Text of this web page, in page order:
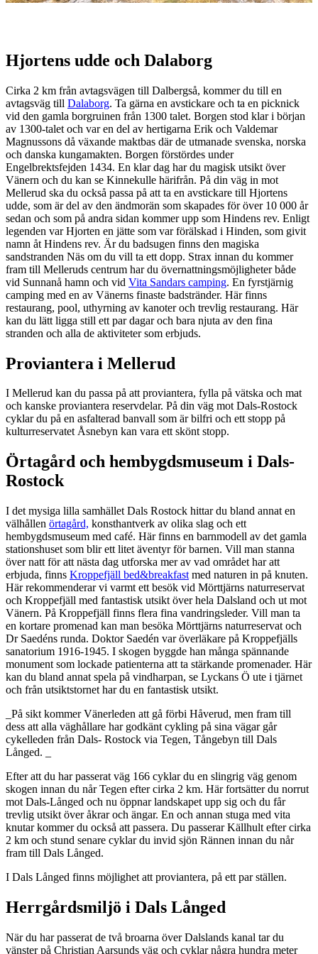
Hjortens udde och Dalaborg
Cirka 2 km från avtagsvägen till Dalbergså, kommer du till en
avtagsväg till Dalaborg. Ta gärna en avstickare och ta en picknick
vid den gamla borgruinen från 1300 talet. Borgen stod klar i början
av 1300-talet och var en del av hertigarna Erik och Valdemar
Magnussons då växande maktbas där de utmanade svenska, norska
och danska kungamakten. Borgen förstördes under
Engelbrektsfejden 1434. En klar dag har du magisk utsikt över
Vänern och du kan se Kinnekulle härifrån. På din väg in mot
Mellerud ska du också passa på att ta en avstickare till Hjortens
udde, som är del av den ändmorän som skapades för över 10 000 år
sedan och som på andra sidan kommer upp som Hindens rev. Enligt
legenden var Hjorten en jätte som var förälskad i Hinden, som givit
namn åt Hindens rev. Är du badsugen finns den magiska
sandstranden Näs om du vill ta ett dopp. Strax innan du kommer
fram till Melleruds centrum har du övernattningsmöjligheter både
vid Sunnanå hamn och vid Vita Sandars camping. En fyrstjärnig
camping med en av Vänerns finaste badstränder. Här finns
restaurang, pool, uthyrning av kanoter och trevlig restaurang. Här
kan du lätt ligga still ett par dagar och bara njuta av den fina
stranden och alla de aktiviteter som erbjuds.
Proviantera i Mellerud
I Mellerud kan du passa på att proviantera, fylla på vätska och mat
och kanske proviantera reservdelar. På din väg mot Dals-Rostock
cyklar du på en asfalterad banvall som är bilfri och ett stopp på
kulturreservatet Åsnebyn kan vara ett skönt stopp.
Örtagård och hembygdsmuseum i Dals-
Rostock
I det mysiga lilla samhället Dals Rostock hittar du bland annat en
välhållen örtagård, konsthantverk av olika slag och ett
hembygdsmuseum med café. Här finns en barnmodell av det gamla
stationshuset som blir ett litet äventyr för barnen. Vill man stanna
över natt för att nästa dag utforska mer av vad området har att
erbjuda, finns Kroppefjäll bed&breakfast med naturen in på knuten.
Här rekommenderar vi varmt ett besök vid Mörttjärns naturreservat
och Kroppefjäll med fantastisk utsikt över hela Dalsland och ut mot
Vänern. På Kroppefjäll finns flera fina vandringsleder. Vill man ta
en kortare promenad kan man besöka Mörttjärns naturreservat och
Dr Saedéns runda. Doktor Saedén var överläkare på Kroppefjälls
sanatorium 1916-1945. I skogen byggde han många spännande
monument som lockade patienterna att ta stärkande promenader. Här
kan du bland annat spela på vindharpan, se Lyckans Ö ute i tjärnet
och från utsiktstornet har du en fantastisk utsikt.
_På sikt kommer Vänerleden att gå förbi Håverud, men fram till
dess att alla väghållare har godkänt cykling på sina vägar går
cykelleden från Dals- Rostock via Tegen, Tångebyn till Dals
Långed. _
Efter att du har passerat väg 166 cyklar du en slingrig väg genom
skogen innan du når Tegen efter cirka 2 km. Här fortsätter du norrut
mot Dals-Långed och nu öppnar landskapet upp sig och du får
trevlig utsikt över åkrar och ängar. En och annan stuga med vita
knutar kommer du också att passera. Du passerar Källhult efter cirka
2 km och stund senare cyklar du invid sjön Rännen innan du når
fram till Dals Långed.
I Dals Långed finns möjlighet att proviantera, på ett par ställen.
Herrgårdsmiljö i Dals Långed
När du har passerat de två broarna över Dalslands kanal tar du
vänster på Christian Aarsunds väg och cyklar några hundra meter